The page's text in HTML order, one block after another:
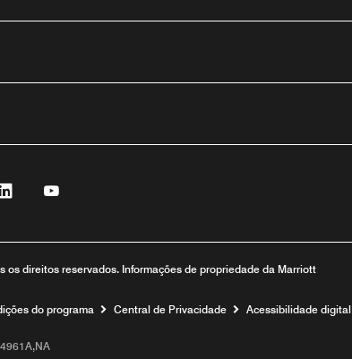
Linkedin
direitos reservados. Informações de propriedade da Marriott
do programa Central de Privacidade Acessibilidade digital